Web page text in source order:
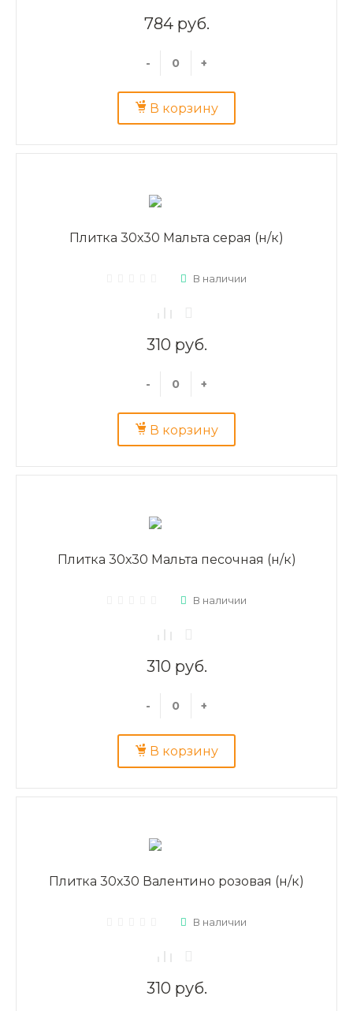
784 руб.
- +
В корзину
Плитка 30х30 Мальта серая (н/к)
В наличии
310 руб.
- +
В корзину
Плитка 30х30 Мальта песочная (н/к)
В наличии
310 руб.
- +
В корзину
Плитка 30х30 Валентино розовая (н/к)
В наличии
310 руб.